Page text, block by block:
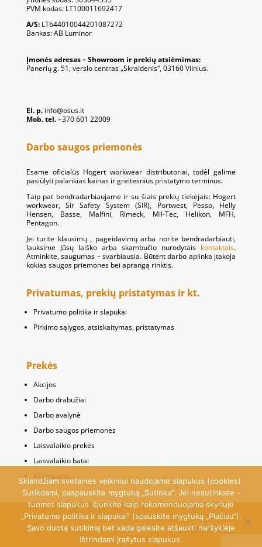
PVM kodas: LT100011692417
A/S:LT644010044201087272
Bankas: AB Luminor
Įmonės adresas – Showroom ir prekių atsiėmimas:
Panerių g. 51, verslo centras „Skraidenis“, 03160 Vilnius.
El. p.info@osus.lt
Mob. tel.+370 601 22009
Darbo saugos priemonės
Esame oficialūs Hogert workwear distributoriai, todėl galime
pasiūlyti palankias kainas ir greitesnius pristatymo terminus.
Taip pat bendradarbiaujame ir su šiais prekių tiekėjais: Hogert
workwear, Sir Safety System (SIR), Portwest, Pesso, Helly
Hensen, Basse, Malfini, Rimeck, Mil-Tec, Helikon, MFH,
Pentagon.
Jei turite klausimų , pageidavimų arba norite bendradarbiauti,
lauksime Jūsų laiško arba skambučio nurodytais kontaktais.
Atminkite, saugumas – svarbiausia. Būtent darbo aplinka įtakoja
kokias saugos priemones bei aprangą rinktis.
Privatumas, prekių pristatymas ir kt.
Privatumo politika ir slapukai
Pirkimo sąlygos, atsiskaitymas, pristatymas
Prekės
Akcijos
Darbo drabužiai
Darbo avalynė
Darbo saugos priemonės
Laisvalaikio prekės
Laisvalaikio batai
Aksesuarai
© osus.lt 2023 | © Internetinių svetainių kūrimas –Dipolis.com
2020
Sklandžiam svetainės veikimui naudojame slapukus (cookies).
Sutikdami, paspauskite mygtuką „Sutinku“. Jei nesutinkate -
tuomet slapukus išjunkite kaip rekomenduojama skyriuje
„Privatumo politika ir slapukai“ (spauskite mygtuką „Plačiau“).
Savo duotą sutikimą bet kada galėsite atšaukti naršyklėje
ištrindami įrašytus slapukus.